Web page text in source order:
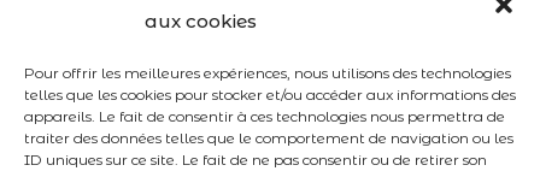
aux cookies
Pour offrir les meilleures expériences, nous utilisons des technologies
telles que les cookies pour stocker et/ou accéder aux informations des
appareils. Le fait de consentir à ces technologies nous permettra de
traiter des données telles que le comportement de navigation ou les
ID uniques sur ce site. Le fait de ne pas consentir ou de retirer son
The society
Galerie Photos